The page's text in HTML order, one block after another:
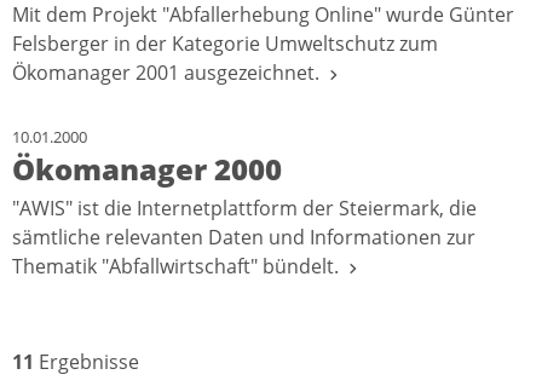
Mit dem Projekt "Abfallerhebung Online" wurde Günter
Felsberger in der Kategorie Umweltschutz zum
Ökomanager 2001 ausgezeichnet.
10.01.2000
Ökomanager 2000
"AWIS" ist die Internetplattform der Steiermark, die
sämtliche relevanten Daten und Informationen zur
Thematik "Abfallwirtschaft" bündelt.
11 Ergebnisse